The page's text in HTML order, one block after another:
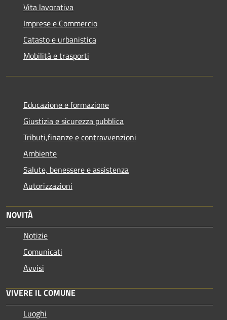
Vita lavorativa
Imprese e Commercio
Catasto e urbanistica
Mobilità e trasporti
Educazione e formazione
Giustizia e sicurezza pubblica
Tributi,finanze e contravvenzioni
Ambiente
Salute, benessere e assistenza
Autorizzazioni
NOVITÀ
Notizie
Comunicati
Avvisi
VIVERE IL COMUNE
Luoghi